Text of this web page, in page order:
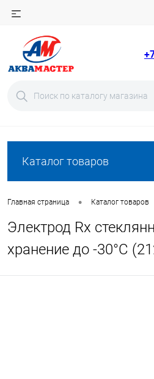
Каталог товаров
Главная страница • Каталог товаров
Электрод Rx
хранение до -30°С